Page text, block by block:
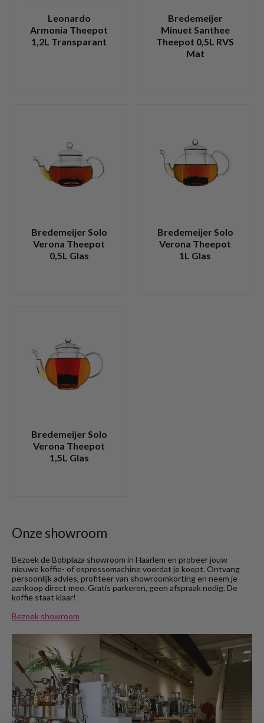
Leonardo
Armonia Theepot
1,2L Transparant
Bredemeijer
Minuet Santhee
Theepot 0,5L RVS
Mat
Bredemeijer Solo
Verona Theepot
0,5L Glas
Bredemeijer Solo
Verona Theepot
1L Glas
Bredemeijer Solo
Verona Theepot
1,5L Glas
Onze showroom
Bezoek de Bobplaza showroom in Haarlem en probeer jouw
nieuwe koffie- of espressomachine voordat je koopt. Ontvang
persoonlijk advies, profiteer van showroomkorting en neem je
aankoop direct mee. Gratis parkeren, geen afspraak nodig. De
koffie staat klaar!
Bezoek showroom